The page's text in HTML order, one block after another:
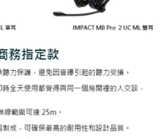
等相關疑問，請聯繫「AFTEE先享後付
support/home
供之「AFTEE先享後付」服務完成之交
人資料，並將交易相關給付款項請求債
以下網址：
代理人或監護人之同意方可使用
免運費